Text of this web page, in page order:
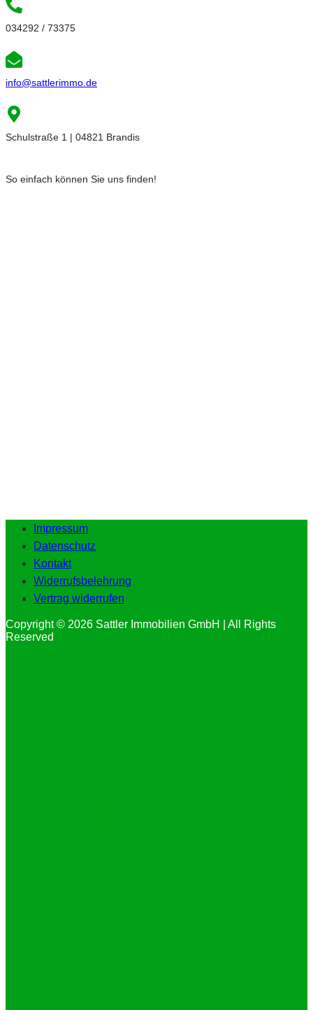
034292 / 73375
info@sattlerimmo.de
Schulstraße 1 | 04821 Brandis
So einfach können Sie uns finden!
Impressum
Datenschutz
Kontakt
Widerrufsbelehrung
Vertrag widerrufen
Copyright © 2026 Sattler Immobilien GmbH | All Rights
Reserved